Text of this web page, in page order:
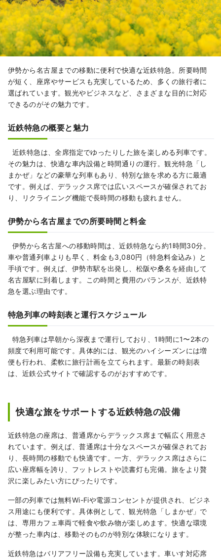
伊勢から名古屋までの移動に便利で快適な近鉄特急。所要時間
が短く、座席やサービスも充実しているため、多くの旅行者に
選ばれています。観光やビジネスなど、さまざまな目的に対応
できるのがその魅力です。
近鉄特急の概要と魅力
近鉄特急は、全席指定でゆったりした旅を楽しめる列車です。
その魅力は、快適な車内設備と時間通りの運行。観光特急「し
まかぜ」などの豪華な列車もあり、特別な旅を求める方に最適
です。例えば、デラックス席では広いスペースが確保されてお
り、リクライニング機能で長時間の移動も疲れません。
伊勢から名古屋までの所要時間と料金
伊勢から名古屋への移動時間は、近鉄特急なら約1時間30分。
車や普通列車よりも早く、料金も3,080円（特急料金込み）と
手頃です。例えば、伊勢市駅を出発し、松阪や桑名を経由して
名古屋駅に到着します。この時間と費用のバランスが、近鉄特
急を選ぶ理由です。
特急列車の時刻表と運行スケジュール
特急列車は早朝から深夜まで運行しており、1時間に1〜2本の
頻度で利用可能です。具体的には、観光のハイシーズンには増
便も行われ、柔軟に旅行計画を立てられます。最新の時刻表
は、近鉄公式サイトで確認するのがおすすめです。
快適な旅をサポートする近鉄特急の設備
近鉄特急の座席は、普通席からデラックス席まで幅広く用意さ
れています。例えば、普通席は十分なスペースが確保されてお
り、長時間の移動でも快適です。一方、デラックス席はさらに
広い座席幅を誇り、フットレストや読書灯も完備。旅をより贅
沢に楽しみたい方にぴったりです。
一部の列車では無料Wi-Fiや電源コンセントが提供され、ビジネ
ス用途にも便利です。具体例として、観光特急「しまかぜ」で
は、専用カフェ車両で軽食や飲み物が楽しめます。快適な環境
が整った車内は、移動そのものが特別な体験になります。
近鉄特急はバリアフリー設備も充実しています。車いす対応席